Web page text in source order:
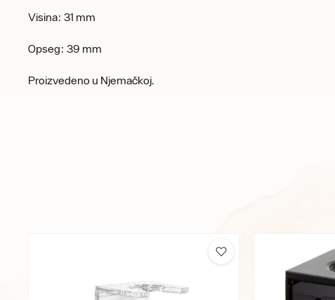
Visina: 31 mm
Opseg: 39 mm
Proizvedeno u Njemačkoj.